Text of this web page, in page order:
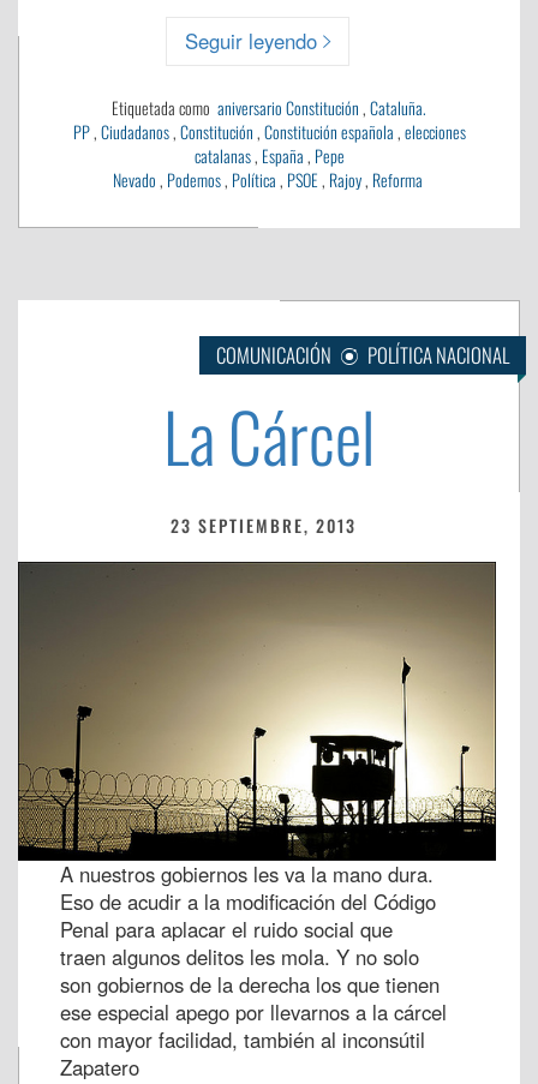
Seguir leyendo
Etiquetada como aniversario Constitución,Cataluña.
PP,Ciudadanos,Constitución,Constitución española,elecciones
catalanas, España, Pepe
Nevado, Podemos, Política, PSOE, Rajoy, Reforma
COMUNICACIÓN POLÍTICA NACIONAL
La Cárcel
23 SEPTIEMBRE, 2013
A nuestros gobiernos les va la mano dura.
Eso de acudir a la modificación del Código
Penal para aplacar el ruido social que
traen algunos delitos les mola. Y no solo
son gobiernos de la derecha los que tienen
ese especial apego por llevarnos a la cárcel
con mayor facilidad, también al inconsútil
Zapatero